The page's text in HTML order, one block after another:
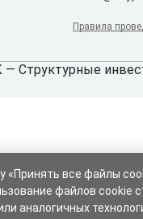
Правила
Структурные
«Принять все файлы
файлов cookie
аналогичных